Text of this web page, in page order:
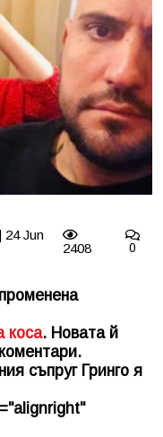
Jun
2408 0
коса. Новата й
съпруг Гринго я